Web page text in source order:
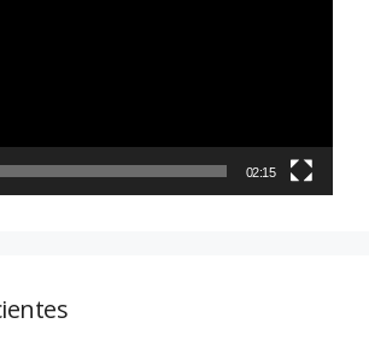
02:15